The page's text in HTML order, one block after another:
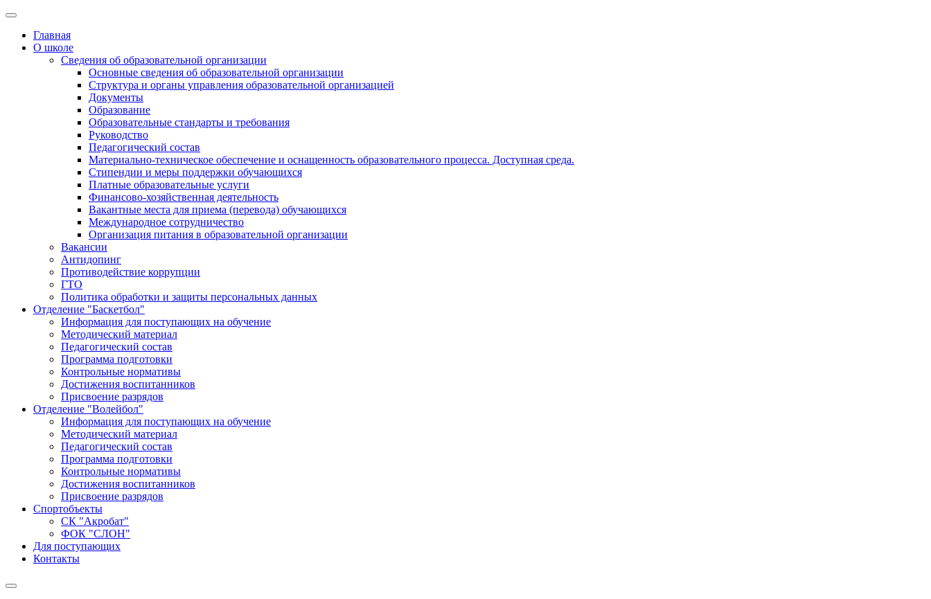
Главная
О школе
Сведения об образовательной организации
Основные сведения об образовательной организации
Структура и органы управления образовательной организацией
Документы
Образование
Образовательные стандарты и требования
Руководство
Педагогический состав
Материально-техническое обеспечение и оснащенность образовательного процесса. Доступная среда.
Стипендии и меры поддержки обучающихся
Платные образовательные услуги
Финансово-хозяйственная деятельность
Вакантные места для приема (перевода) обучающихся
Международное сотрудничество
Организация питания в образовательной организации
Вакансии
Антидопинг
Противодействие коррупции
ГТО
Политика обработки и защиты персональных данных
Отделение "Баскетбол"
Информация для поступающих на обучение
Методический материал
Педагогический состав
Программа подготовки
Контрольные нормативы
Достижения воспитанников
Присвоение разрядов
Отделение "Волейбол"
Информация для поступающих на обучение
Методический материал
Педагогический состав
Программа подготовки
Контрольные нормативы
Достижения воспитанников
Присвоение разрядов
Спортобъекты
СК "Акробат"
ФОК "СЛОН"
Для поступающих
Контакты